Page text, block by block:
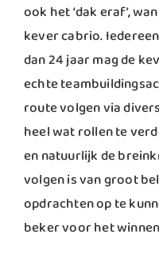
ook het ‘dak eraf’,
kever cabrio.
dan 24 jaar mag de
echte
route volgen via
heel wat rollen te
en natuurlijk de
volgen is van groot
opdrachten op te
beker voor het